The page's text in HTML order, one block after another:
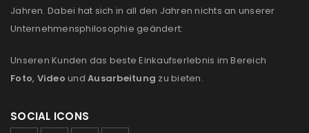
Jahren. Dabei hat sich in all den Jahren nichts an unserer
Unternehmensphilosophie geändert:
Unseren Kunden das beste Einkaufserlebnis im Bereich
Foto, Video und Ausarbeitung zu bieten.
SOCIAL ICONS